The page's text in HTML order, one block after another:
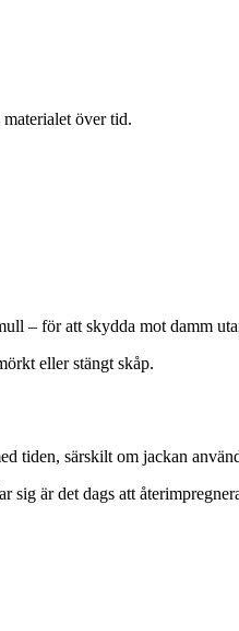
över tid.
– för att skydda mot damm
eller stängt skåp.
tiden, särskilt om jackan
är det dags att